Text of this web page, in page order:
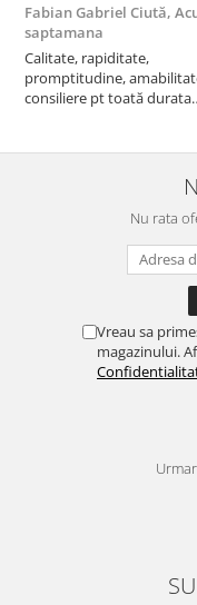
Fabian Gabriel Ciută,
saptamana
Calitate, rapiditate,
promptitudine,
consiliere pt toată durata
Nu rata
Vreau sa
magazinului.